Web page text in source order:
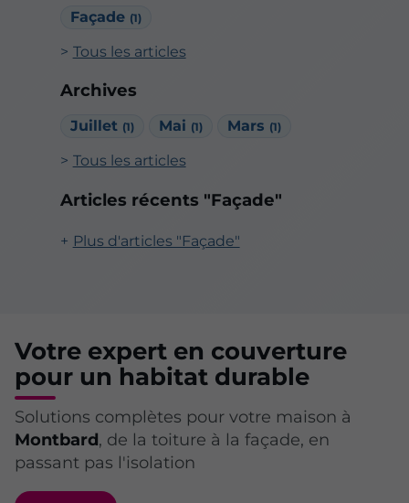
Façade (1)
Tous les articles
Archives
Juillet (1) Mai (1) Mars (1)
Tous les articles
Articles récents "Façade"
Plus d'articles "Façade"
Votre expert en couverture
pour un habitat durable
Solutions complètes pour votre maison à
Montbard, de la toiture à la façade, en
passant pas l'isolation